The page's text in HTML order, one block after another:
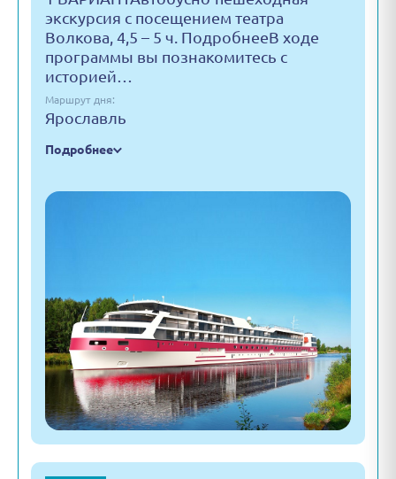
экскурсия с посещением театра
Волкова, 4,5 – 5 ч. ПодробнееВ ходе
программы вы познакомитесь с
историей…
Маршрут дня:
Ярославль
Подробнее